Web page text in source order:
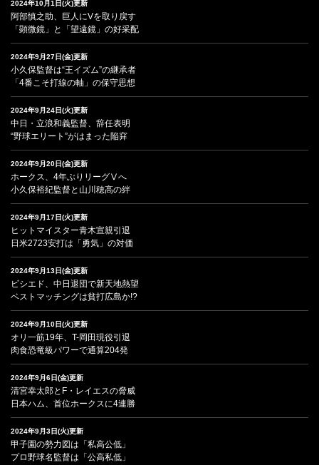
2024年10月1日(火)更新
阿部慎之助、巨人にVを取り戻す
「顕微鏡」と「望遠鏡」の好采配
2024年9月27日(金)更新
小久保監督は“王イズム”の継承者
「4番こそ打線の軸」の保守思想
2024年9月24日(火)更新
中日・立浪和義監督、辞任表明
“野球エリート”がはまった陥穽
2024年9月20日(金)更新
ホークス、4年ぶりリーグⅤへ
小久保裕紀監督と山川穂高の絆
2024年9月17日(火)更新
ヒットマイスター青木宣親引退
日米2723安打は「勇気」の対価
2024年9月13日(金)更新
ビシエド、中日退団で新天地熱望
ベストマッチングは貧打広島か!?
2024年9月10日(火)更新
オリ一筋19年、T-岡田現役引退
肉食恐竜級パワーで通算204発
2024年9月6日(金)更新
清宮幸太郎とF・レイエスの脅威
日本ハム、首位ホークスに4連勝
2024年9月3日(火)更新
甲子園の勢力図は「私高公低」
プロ野球名監督は「公高私低」